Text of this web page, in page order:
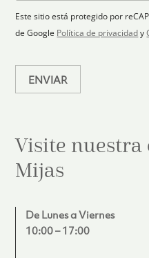
1
i
c
o
Este sitio está protegido por
de Google Política de privacidad y
ENVIAR
Visite nuestra
Mijas
De Lunes a Viernes
10:00 – 17:00